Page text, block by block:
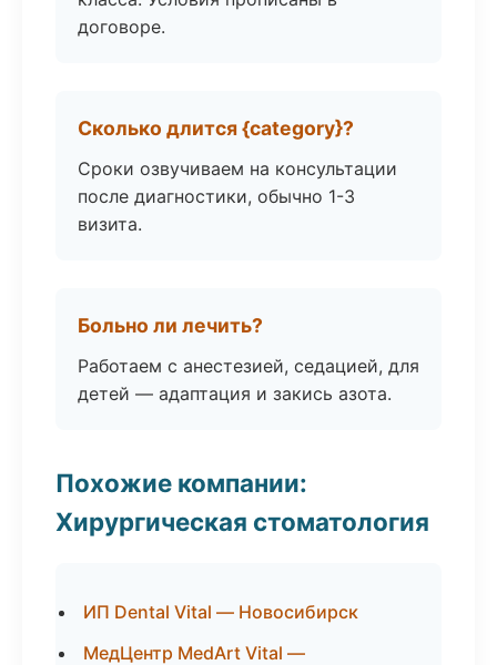
договоре.
Сколько длится {category}?
Сроки озвучиваем на консультации
после диагностики, обычно 1-3
визита.
Больно ли лечить?
Работаем с анестезией, седацией, для
детей — адаптация и закись азота.
Похожие компании:
Хирургическая стоматология
ИП Dental Vital — Новосибирск
МедЦентр MedArt Vital —